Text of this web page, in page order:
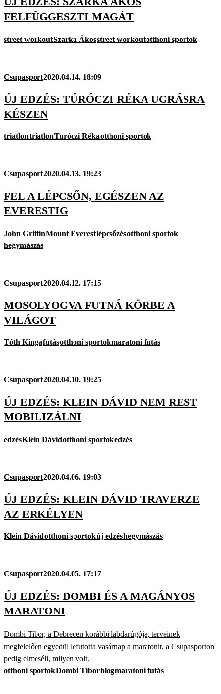
FELFÜGGESZTI MAGÁT
street workoutSzarka Ákosstreet workoutotthoni sportok
Csupasport2020.04.14. 18:09
ÚJ EDZÉS: TÚRÓCZI RÉKA UGRÁSRA
KÉSZEN
triatlontriatlonTuróczi Rékaotthoni sportok
Csupasport2020.04.13. 19:23
FEL A LÉPCSŐN, EGÉSZEN AZ
EVERESTIG
John GriffinMount Everestlépcsőzésotthoni sportok
hegymászás
Csupasport2020.04.12. 17:15
MOSOLYOGVA FUTNÁ KÖRBE A
VILÁGOT
Tóth Kingafutásotthoni sportokmaratoni futás
Csupasport2020.04.10. 19:25
ÚJ EDZÉS: KLEIN DÁVID NEM REST
MOBILIZÁLNI
edzésKlein Dávidotthoni sportokedzés
Csupasport2020.04.06. 19:03
ÚJ EDZÉS: KLEIN DÁVID TRAVERZE
AZ ERKÉLYEN
Klein Dávidotthoni sportokúj edzéshegymászás
Csupasport2020.04.05. 17:17
ÚJ EDZÉS: DOMBI ÉS A MAGÁNYOS
MARATONI
Dombi Tibor, a Debrecen korábbi labdarúgója, terveinek
megfelelően egyedül lefutotta vasárnap a maratonit, a Csupasporton
pedig elmeséli, milyen volt.
otthoni sportokDombi Tiborblogmaratoni futás